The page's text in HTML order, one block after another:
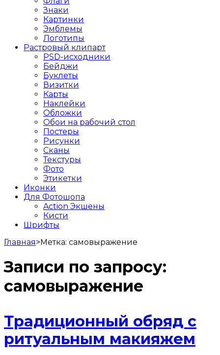
Знаки
Картинки
Эмблемы
Логотипы
Растровый клипарт
PSD-исходники
Бейджи
Буклеты
Визитки
Карты
Наклейки
Обложки
Обои на рабочий стол
Постеры
Рисунки
Сканы
Текстуры
Фото
Этикетки
Иконки
Для Фотошопа
Action Экшены
Кисти
Шрифты
Главная>Метка: самовыражение
Записи по запросу:
самовыражение
Традиционный обряд с
ритуальным макияжем